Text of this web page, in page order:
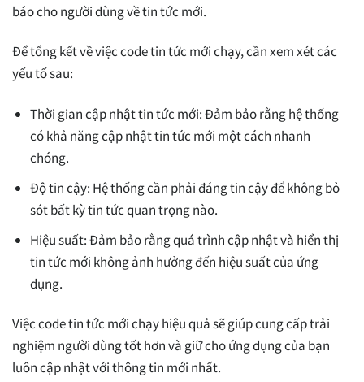
báo cho người dùng về tin tức mới.
Để tổng kết về việc code tin tức mới chạy, cần xem xét các
yếu tố sau:
Thời gian cập nhật tin tức mới: Đảm bảo rằng hệ thống
có khả năng cập nhật tin tức mới một cách nhanh
chóng.
Độ tin cậy: Hệ thống cần phải đáng tin cậy để không bỏ
sót bất kỳ tin tức quan trọng nào.
Hiệu suất: Đảm bảo rằng quá trình cập nhật và hiển thị
tin tức mới không ảnh hưởng đến hiệu suất của ứng
dụng.
Việc code tin tức mới chạy hiệu quả sẽ giúp cung cấp trải
nghiệm người dùng tốt hơn và giữ cho ứng dụng của bạn
luôn cập nhật với thông tin mới nhất.